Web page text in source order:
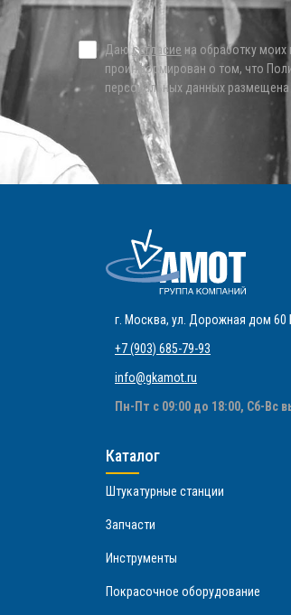
Даюсогласие на обработку
проинформирован о том, что
персональных данных
г. Москва, ул. Дорожная дом 60
+7 (903) 685-79-93
info@gkamot.ru
Пн-Пт с 09:00 до 18:00, Сб-Вс
Каталог
Штукатурные станции
Запчасти
Инструменты
Покрасочное оборудование